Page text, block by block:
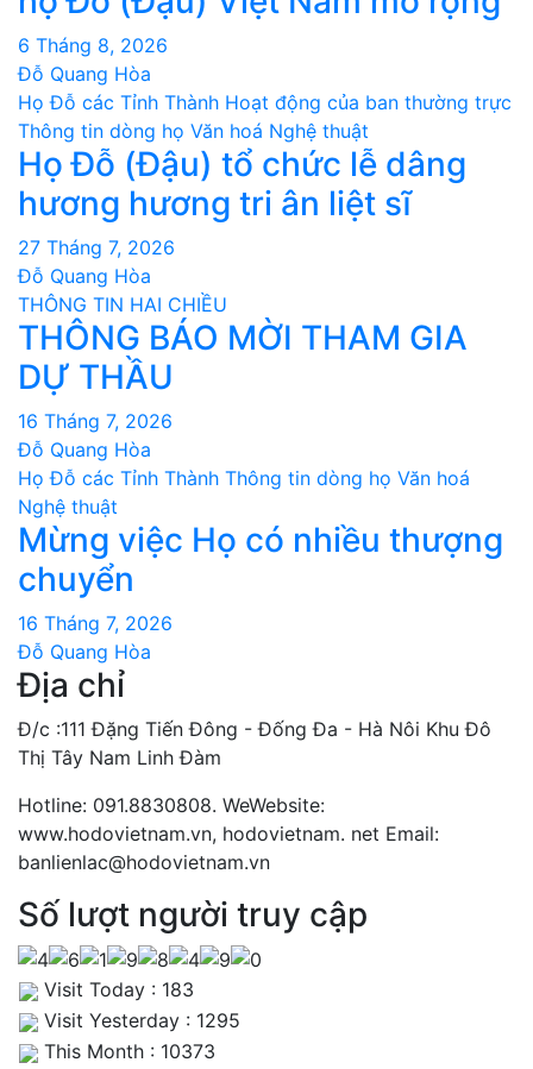
6 Tháng 8, 2026
Đỗ Quang Hòa
Họ Đỗ các Tỉnh Thành Hoạt động của ban thường trực
Thông tin dòng họ Văn hoá Nghệ thuật
Họ Đỗ (Đậu) tổ chức lễ dâng
hương hương tri ân liệt sĩ
27 Tháng 7, 2026
Đỗ Quang Hòa
THÔNG TIN HAI CHIỀU
THÔNG BÁO MỜI THAM GIA
DỰ THẦU
16 Tháng 7, 2026
Đỗ Quang Hòa
Họ Đỗ các Tỉnh Thành Thông tin dòng họ Văn hoá
Nghệ thuật
Mừng việc Họ có nhiều thượng
chuyển
16 Tháng 7, 2026
Đỗ Quang Hòa
Địa chỉ
Đ/c :111 Đặng Tiến Đông - Đống Đa - Hà Nôi Khu Đô
Thị Tây Nam Linh Đàm
Hotline: 091.8830808. WeWebsite:
www.hodovietnam.vn, hodovietnam. net Email:
banlienlac@hodovietnam.vn
Số lượt người truy cập
Visit Today : 183
Visit Yesterday : 1295
This Month : 10373